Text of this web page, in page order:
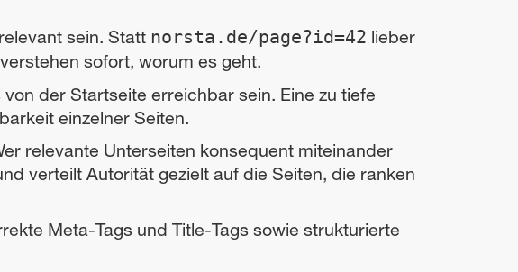
sein. Statt norsta.de/page?id=42 lieber
sofort, worum es geht.
der Startseite erreichbar sein. Eine zu tiefe
einzelner Seiten.
relevante Unterseiten konsequent miteinander
verteilt Autorität gezielt auf die Seiten, die ranken
Meta-Tags und Title-Tags sowie strukturierte